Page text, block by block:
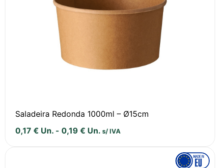
Saladeira Redonda 1000ml – Ø15cm
0,17 € Un. - 0,19 € Un. s/ IVA